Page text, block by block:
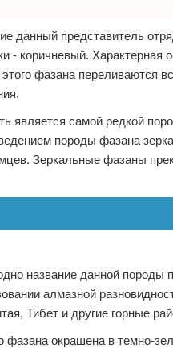
данный представитель
- коричневый.
фазана переливаются
является самой редкой
породы фазана
Зеркальные фазаны
название данной породы
алмазной
Тибет и другие горные
фазана окрашена в темно-